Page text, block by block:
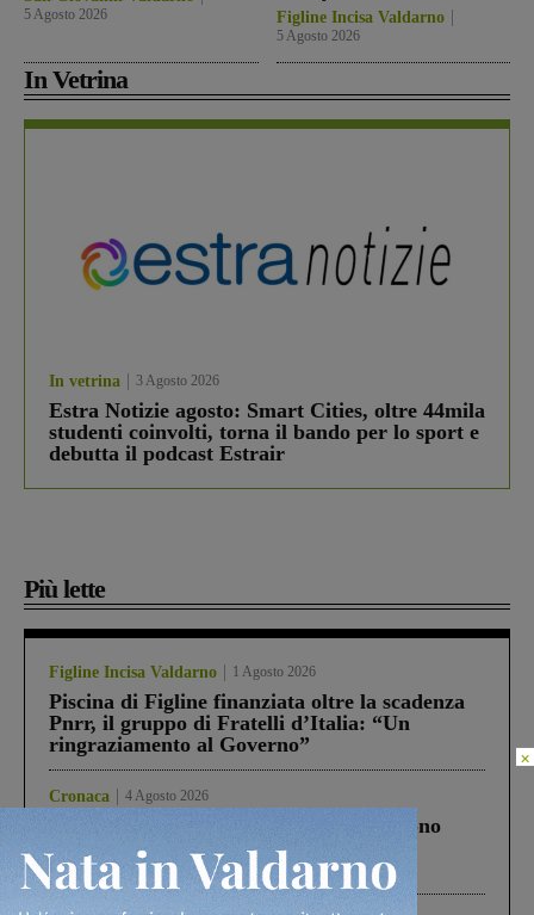
5 Agosto 2026 Figline Incisa Valdarno
5 Agosto 2026
In Vetrina
In vetrina 3 Agosto 2026
Estra Notizie agosto: Smart Cities, oltre 44mila
studenti coinvolti, torna il bando per lo sport e
debutta il podcast Estrair
Più lette
Figline Incisa Valdarno 1 Agosto 2026
Piscina di Figline finanziata oltre la scadenza
Pnrr, il gruppo di Fratelli d’Italia: “Un
ringraziamento al Governo”
Cronaca 4 Agosto 2026
Un anno fa la strage in A1 in cui morirono
Gianni, Giulia e Franco. Lo schianto, il
processo, lo stop ai sorpassi fra tir....
×